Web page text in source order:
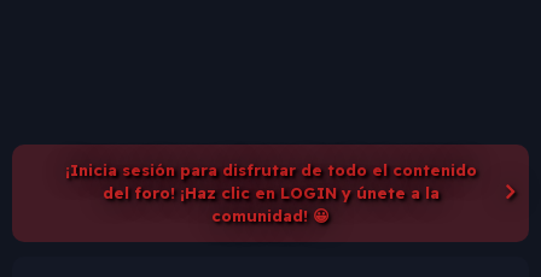
¡Inicia sesión para disfrutar de todo el contenido
del foro! ¡Haz clic en LOGIN y únete a la
comunidad! 😀